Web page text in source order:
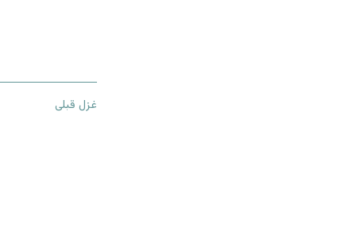
غزل قبلی